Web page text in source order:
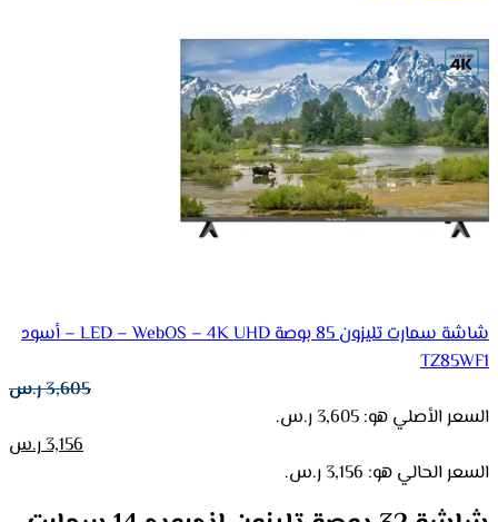
شاشة سمارت تليزون 85 بوصة LED – WebOS – 4K UHD – أسود
TZ85WF1
3,605ر.س
السعر الأصلي هو: 3,605 ر.س.
3,156ر.س
السعر الحالي هو: 3,156 ر.س.